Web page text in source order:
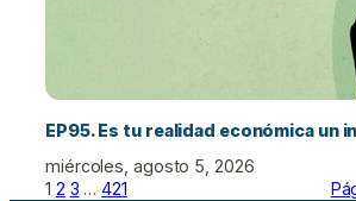
EP95. Es tu realidad económica un
miércoles, agosto 5, 2026
1 2 3 … 421